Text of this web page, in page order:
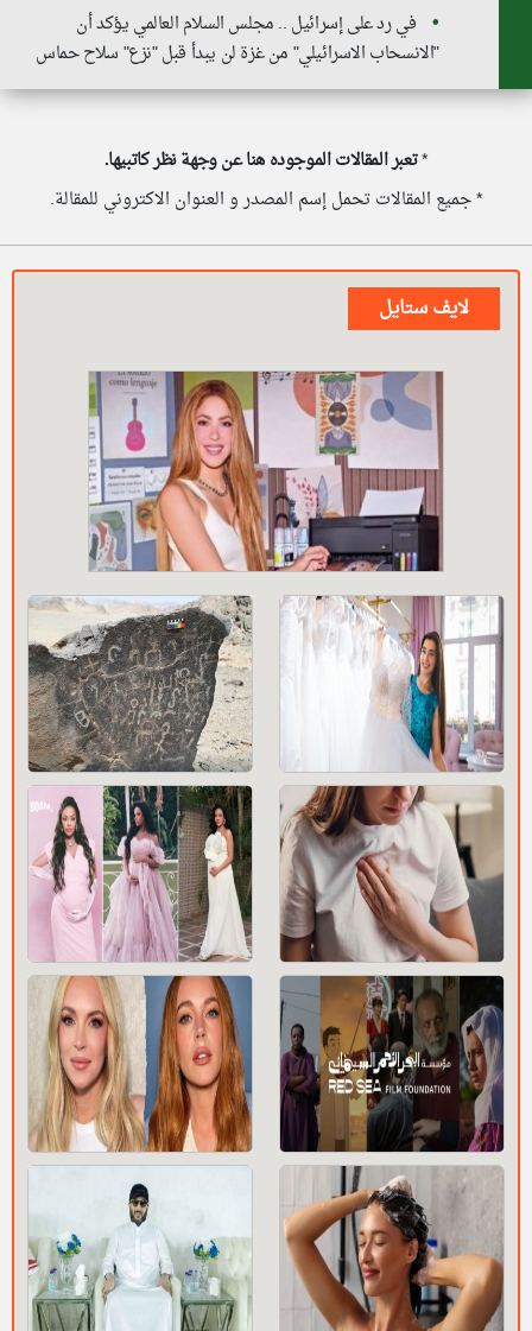
في رد على إسرائيل .. مجلس السلام العالمي يؤكد أن
"الانسحاب الاسرائيلي" من غزة لن يبدأ قبل "نزع" سلاح حماس
*تعبر المقالات الموجوده هنا عن وجهة نظر كاتبيها.
* جميع المقالات تحمل إسم المصدر و العنوان الاكتروني للمقالة.
لايف ستايل